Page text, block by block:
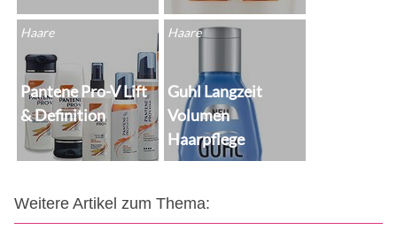
Haare
Pantene Pro-V Lift
& Definition
Haare
Guhl Langzeit
Volumen
Haarpflege
Weitere Artikel zum Thema: